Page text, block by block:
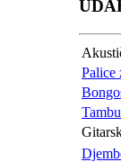
Palice